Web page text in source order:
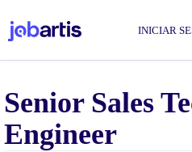
INICIAR
Senior Sales
Engineer